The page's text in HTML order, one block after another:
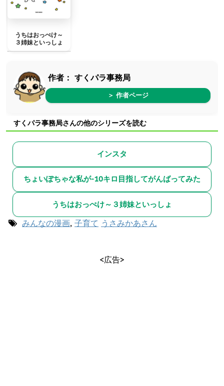
うちはおっぺけ～
３姉妹といっしょ
作者： すくパラ事務局
＞ 作者ページ
すくパラ事務局さんの他のシリーズを読む
インスタ
ちょいぽちゃな私が-10キロ目指してがんばってみた
うちはおっぺけ～３姉妹といっしょ
みんなの漫画, 子育て うさみかあさん
<広告>